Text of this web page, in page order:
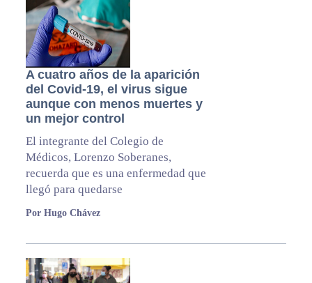
A cuatro años de la aparición
del Covid-19, el virus sigue
aunque con menos muertes y
un mejor control
El integrante del Colegio de
Médicos, Lorenzo Soberanes,
recuerda que es una enfermedad que
llegó para quedarse
Por Hugo Chávez